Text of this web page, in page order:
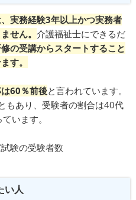
実務経験3年以上かつ実務者
せん。 介護福祉士にできるだ
の受講からスタートすること
す。
60％前後と言われています。
もあり、受験者の割合は40代
います。
験の受験者数
い人